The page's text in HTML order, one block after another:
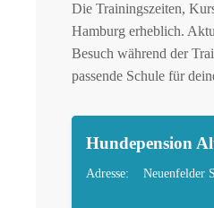
Die Trainingszeiten,
Hamburg erheblich.
Besuch während der
passende Schule für
Hundepension
Adresse: Neuenfelder